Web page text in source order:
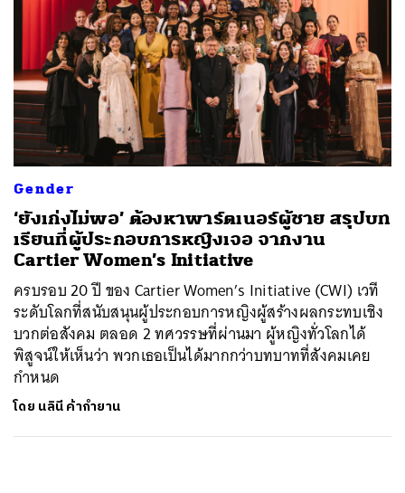
Gender
‘ยังเก่งไม่พอ’ ต้องหาพาร์ตเนอร์ผู้ชาย สรุปบท
เรียนที่ผู้ประกอบการหญิงเจอ จากงาน
Cartier Women’s Initiative
ครบรอบ 20 ปี ของ Cartier Women’s Initiative (CWI) เวที
ระดับโลกที่สนับสนุนผู้ประกอบการหญิงผู้สร้างผลกระทบเชิง
บวกต่อสังคม ตลอด 2 ทศวรรษที่ผ่านมา ผู้หญิงทั่วโลกได้
พิสูจน์ให้เห็นว่า พวกเธอเป็นได้มากกว่าบทบาทที่สังคมเคย
กำหนด
โดย นลินี ค้ากำยาน
ค้นหา